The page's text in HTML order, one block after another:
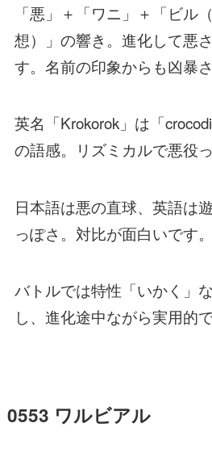
「悪」＋「ワニ」＋「ビル
想）」の響き。進化して悪
す。名前の印象からも凶暴
英名「Krokorok」は「
の語感。リズミカルで悪役
日本語は悪の直球、英語は
っぽさ。対比が面白いです。
バトルでは特性「いかく」
し、進化途中ながら実用的で
0553 ワルビアル